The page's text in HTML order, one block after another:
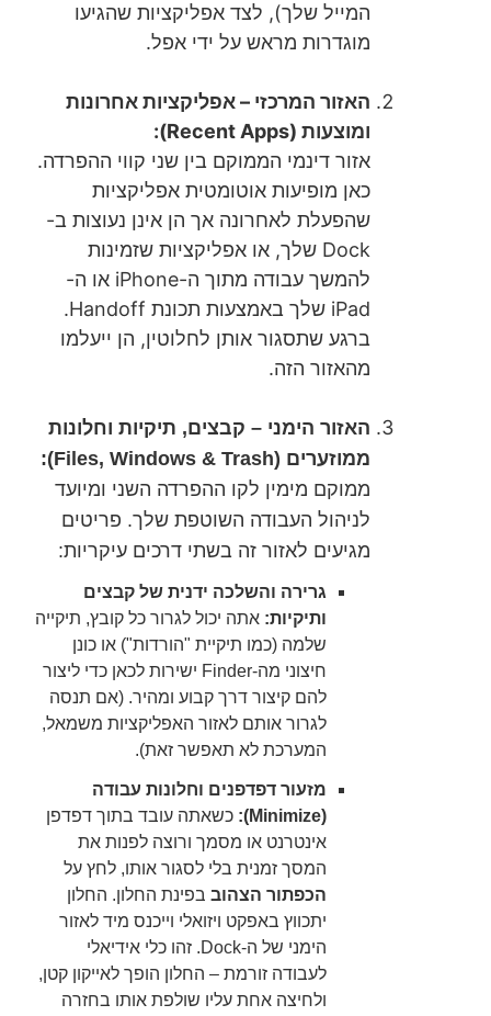
המייל שלך), לצד אפליקציות שהגיעו
מוגדרות מראש על ידי אפל.
האזור המרכזי – אפליקציות אחרונות
ומוצעות (Recent Apps):
אזור דינמי הממוקם בין שני קווי ההפרדה.
כאן מופיעות אוטומטית אפליקציות
שהפעלת לאחרונה אך הן אינן נעוצות ב-
Dock שלך, או אפליקציות שזמינות
להמשך עבודה מתוך ה-iPhone או ה-
iPad שלך באמצעות תכונת Handoff.
ברגע שתסגור אותן לחלוטין, הן ייעלמו
מהאזור הזה.
האזור הימני – קבצים, תיקיות וחלונות
ממוזערים (Files, Windows & Trash):
ממוקם מימין לקו ההפרדה השני ומיועד
לניהול העבודה השוטפת שלך. פריטים
מגיעים לאזור זה בשתי דרכים עיקריות:
גרירה והשלכה ידנית של קבצים
ותיקיות: אתה יכול לגרור כל קובץ, תיקייה
שלמה (כמו תיקיית "הורדות") או כונן
חיצוני מה-Finder ישירות לכאן כדי ליצור
להם קיצור דרך קבוע ומהיר. (אם תנסה
לגרור אותם לאזור האפליקציות משמאל,
המערכת לא תאפשר זאת).
מזעור דפדפנים וחלונות עבודה
(Minimize):
כשאתה עובד בתוך דפדפן
אינטרנט או מסמך ורוצה לפנות את
המסך זמנית בלי לסגור אותו, לחץ על
הכפתור הצהוב בפינת החלון. החלון
יתכווץ באפקט ויזואלי וייכנס מיד לאזור
הימני של ה-Dock. זהו כלי אידיאלי
לעבודה זורמת – החלון הופך לאייקון קטן,
ולחיצה אחת עליו שולפת אותו בחזרה